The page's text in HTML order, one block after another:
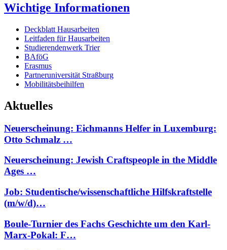
Wichtige Informationen
Deckblatt Hausarbeiten
Leitfaden für Hausarbeiten
Studierendenwerk Trier
BAföG
Erasmus
Partneruniversität Straßburg
Mobilitätsbeihilfen
Aktuelles
Neuerscheinung: Eichmanns Helfer in Luxemburg:
Otto Schmalz …
Neuerscheinung: Jewish Craftspeople in the Middle
Ages …
Job: Studentische/wissenschaftliche Hilfskraftstelle
(m/w/d)…
Boule-Turnier des Fachs Geschichte um den Karl-
Marx-Pokal: F…